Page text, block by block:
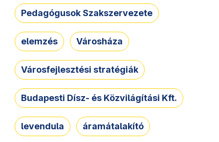
Pedagógusok Szakszervezete
elemzés Városháza
Városfejlesztési stratégiák
Budapesti Dísz- és Közvilágítási Kft.
levendula áramátalakító